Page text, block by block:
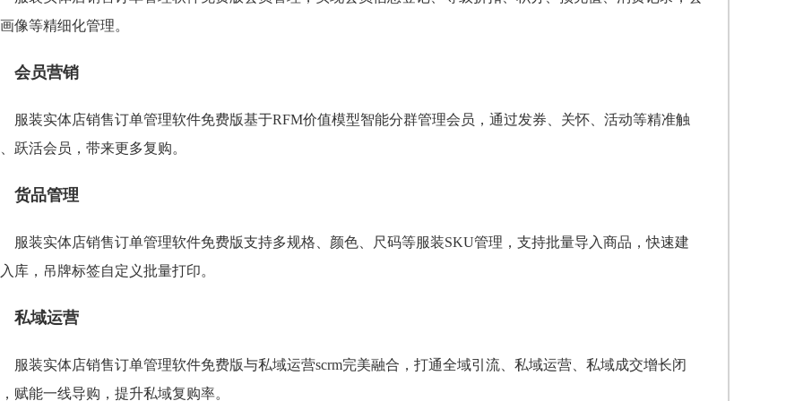
像等精细化管理。
会员营销
服装实体店销售订单管理软件免费版基于RFM价值模型智能分群管理会员，通过发券、关怀、活动等精准触
跃活会员，带来更多复购。
货品管理
服装实体店销售订单管理软件免费版支持多规格、颜色、尺码等服装SKU管理，支持批量导入商品，快速建
库，吊牌标签自定义批量打印。
私域运营
服装实体店销售订单管理软件免费版与私域运营scrm完美融合，打通全域引流、私域运营、私域成交增长闭
赋能一线导购，提升私域复购率。